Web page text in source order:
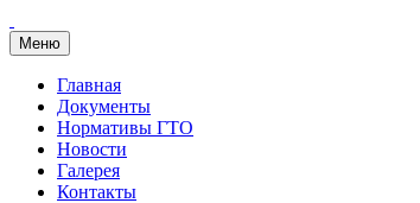
Меню
Главная
Документы
Нормативы ГТО
Новости
Галерея
Контакты